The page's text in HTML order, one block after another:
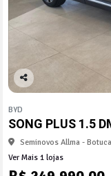
Co
arti
lhe
BYD
SONG PLUS 1.5
Seminovos Allma -
Ver Mais 1 lojas